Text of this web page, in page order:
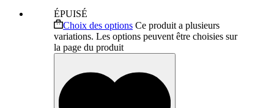
ÉPUISÉ
Choix des options Ce produit a plusieurs
variations. Les options peuvent être choisies sur
la page du produit